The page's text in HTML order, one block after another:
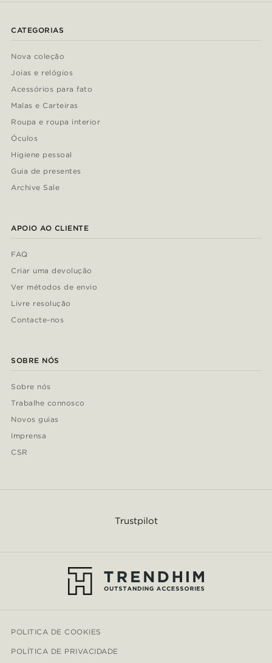
CATEGORIAS
Nova coleção
Joias e relógios
Acessórios para fato
Malas e Carteiras
Roupa e roupa interior
Óculos
Higiene pessoal
Guia de presentes
Archive Sale
APOIO AO CLIENTE
FAQ
Criar uma devolução
Ver métodos de envio
Livre resolução
Contacte-nos
SOBRE NÓS
Sobre nós
Trabalhe connosco
Novos guias
Imprensa
CSR
Trustpilot
POLITICA DE COOKIES
POLÍTICA DE PRIVACIDADE